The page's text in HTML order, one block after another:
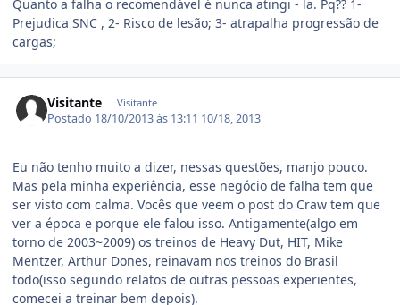
Quanto a falha o recomendável é nunca atingi - la. Pq?? 1-
Prejudica SNC , 2- Risco de lesão; 3- atrapalha progressão de
cargas;
Visitante Visitante
Postado 18/10/2013 às 13:11 10/18, 2013
Eu não tenho muito a dizer, nessas questões, manjo pouco.
Mas pela minha experiência, esse negócio de falha tem que
ser visto com calma. Vocês que veem o post do Craw tem que
ver a época e porque ele falou isso. Antigamente(algo em
torno de 2003~2009) os treinos de Heavy Dut, HIT, Mike
Mentzer, Arthur Dones, reinavam nos treinos do Brasil
todo(isso segundo relatos de outras pessoas experientes,
comecei a treinar bem depois).